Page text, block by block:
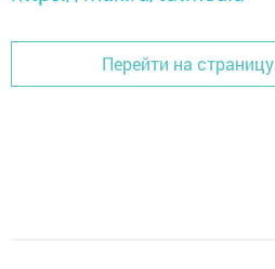
Перейти на